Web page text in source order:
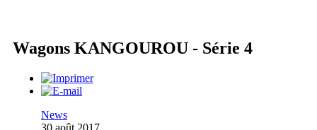
Wagons KANGOUROU - Série 4
News